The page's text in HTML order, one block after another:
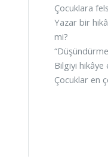
Çocuklara
Yazar bir
mi?
Bilgiyi hikâye
Çocuklar en